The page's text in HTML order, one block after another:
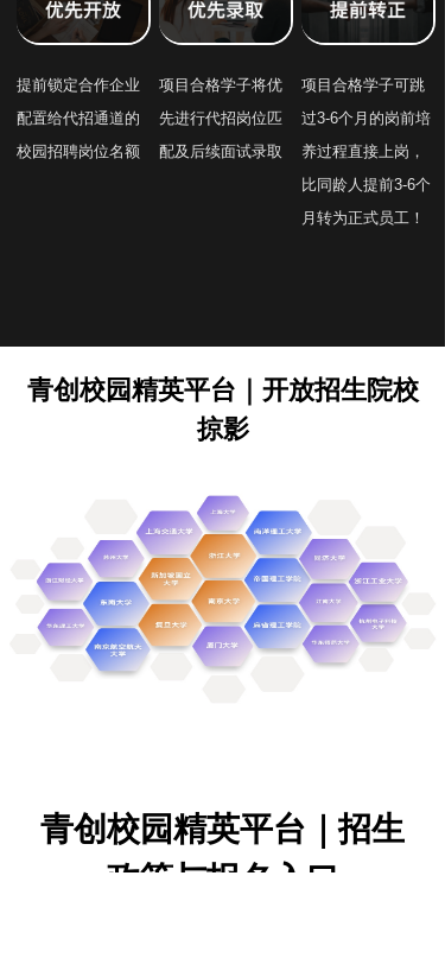
提前锁定合作企业
配置给代招通道的
校园招聘岗位名额
项目合格学子将优
先进行代招岗位匹
配及后续面试录取
项目合格学子可跳
过3-6个月的岗前培
养过程直接上岗，
比同龄人提前3-6个
月转为正式员工！
青创校园精英平台｜开放招生院校
掠影
青创校园精英平台｜招生
政策与报名入口